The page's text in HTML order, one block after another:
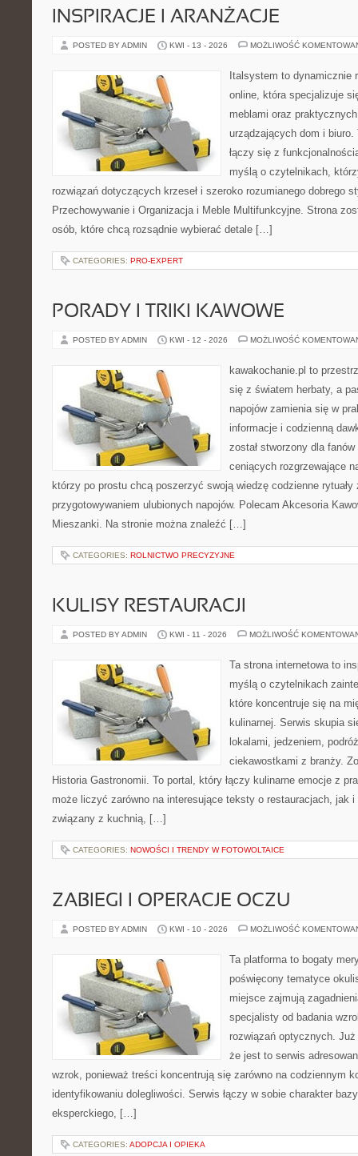
INSPIRACJE I ARANŻACJE
POSTED BY ADMIN KWI - 13 - 2026 MOŻLIWOŚĆ
Italsystem to dynamicznie
online, która specjalizuje
meblami oraz
urządzających dom i
łączy się z
myślą o czytelnikach,
rozwiązań dotyczących krzeseł i szeroko rozumianego dobrego
Przechowywanie i Organizacja i Meble Multifunkcyjne. Strona
osób, które chcą rozsądnie wybierać detale […]
CATEGORIES: PRO-EXPERT
PORADY I TRIKI KAWOWE
POSTED BY ADMIN KWI - 12 - 2026 MOŻLIWOŚĆ
kawakochanie.pl to
się z światem herbaty, a
napojów zamienia się w
informacje i codzienną
został stworzony dla
ceniących rozgrzewające
którzy po prostu chcą poszerzyć swoją wiedzę codzienne rytuały
przygotowywaniem ulubionych napojów. Polecam Akcesoria
Mieszanki. Na stronie można znaleźć […]
CATEGORIES: ROLNICTWO PRECYZYJNE
KULISY RESTAURACJI
POSTED BY ADMIN KWI - 11 - 2026 MOŻLIWOŚĆ
Ta strona internetowa to
myślą o czytelnikach
które koncentruje się na
kulinarnej. Serwis skupia
lokalami, jedzeniem,
ciekawostkami z branży.
Historia Gastronomii. To portal, który łączy kulinarne emocje z
może liczyć zarówno na interesujące teksty o restauracjach, jak
związany z kuchnią, […]
CATEGORIES: NOWOŚCI I TRENDY W FOTOWOLTAICE
ZABIEGI I OPERACJE OCZU
POSTED BY ADMIN KWI - 10 - 2026 MOŻLIWOŚĆ
Ta platforma to bogaty
poświęcony tematyce
miejsce zajmują
specjalisty od badania
rozwiązań optycznych.
że jest to serwis
wzrok, ponieważ treści koncentrują się zarówno na codziennym
identyfikowaniu dolegliwości. Serwis łączy w sobie charakter
eksperckiego, […]
CATEGORIES: ADOPCJA I OPIEKA